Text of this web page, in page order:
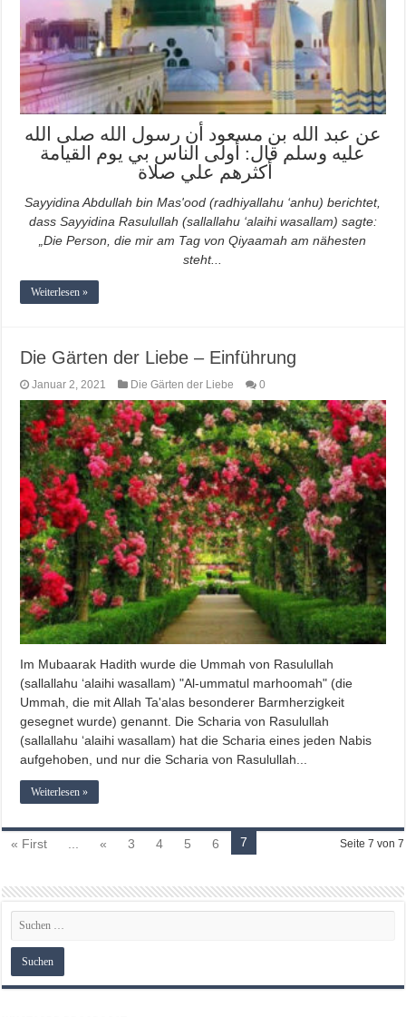
عن عبد الله بن مسعود أن رسول الله صلى الله
عليه وسلم قال: أولى الناس بي يوم القيامة
أكثرهم علي صلاة
Sayyidina Abdullah bin Mas'ood (radhiyallahu ‘anhu) berichtet,
dass Sayyidina Rasulullah (sallallahu ‘alaihi wasallam) sagte:
„Die Person, die mir am Tag von Qiyaamah am nähesten
steht...
Weiterlesen »
Die Gärten der Liebe – Einführung
Januar 2, 2021 Die Gärten der Liebe 0
Im Mubaarak Hadith wurde die Ummah von Rasulullah
(sallallahu ‘alaihi wasallam) "Al-ummatul marhoomah" (die
Ummah, die mit Allah Ta'alas besonderer Barmherzigkeit
gesegnet wurde) genannt. Die Scharia von Rasulullah
(sallallahu ‘alaihi wasallam) hat die Scharia eines jeden Nabis
aufgehoben, und nur die Scharia von Rasulullah...
Weiterlesen »
Seite 7 von 7
« First « 3 4 5 6 7